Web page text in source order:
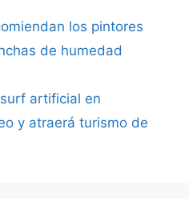
los pintores
de humedad
artificial en
y atraerá turismo de